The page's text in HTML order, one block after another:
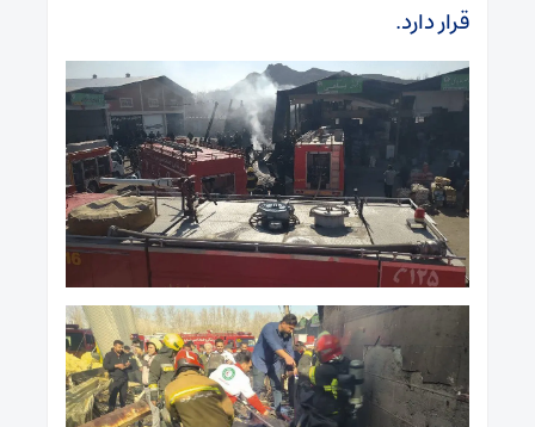
قرار دارد.